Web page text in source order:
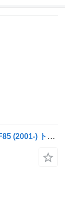
DAF LF45, LF55, LF180, CF65, CF75, CF85 (2001-) トラクタートラックのためのDAF CF75 (01.01-) 1744087 エアコンコンデンサ